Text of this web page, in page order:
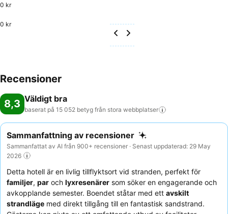
0 kr
0 kr
Recensioner
8,3 Väldigt bra
baserat på 15 052 betyg från stora webbplatser
Sammanfattning av recensioner
Sammanfattat av AI från 900+ recensioner · Senast uppdaterad: 29 May
2026
Detta hotell är en livlig tillflyktsort vid stranden, perfekt för
familjer, par och lyxresenärer som söker en engagerande och
avkopplande semester. Boendet ståtar med ett avskilt
strandläge med direkt tillgång till en fantastisk sandstrand.